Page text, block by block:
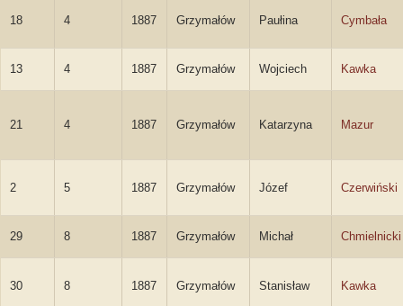
18 4 1887 Grzymałów Paułina Cymbała
13 4 1887 Grzymałów Wojciech Kawka
21 4 1887 Grzymałów Katarzyna Mazur
2 5 1887 Grzymałów Józef Czerwiński
29 8 1887 Grzymałów Michał Chmielnicki
30 8 1887 Grzymałów Stanisław Kawka